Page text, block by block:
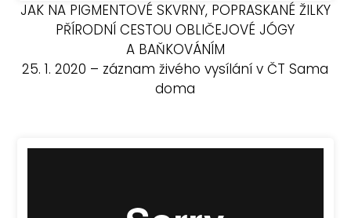
JAK NA PIGMENTOVÉ SKVRNY, POPRASKANÉ ŽILKY
PŘÍRODNÍ CESTOU OBLIČEJOVÉ JÓGY
A BAŇKOVÁNÍM
25. 1. 2020 – záznam živého vysílání v ČT Sama
doma